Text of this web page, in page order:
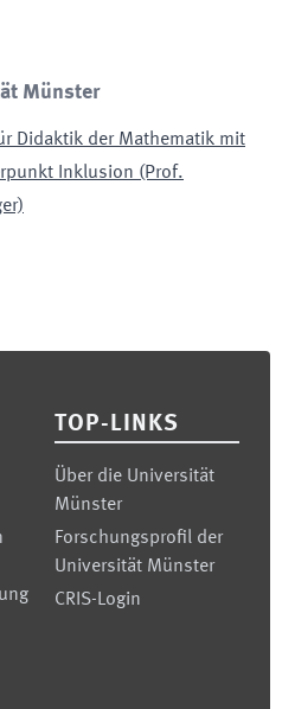
Münster
Didaktik der Mathematik mit
Inklusion (Prof.
TOP-LINKS
Über die Universität
Münster
Forschungsprofil der
Universität Münster
CRIS-Login